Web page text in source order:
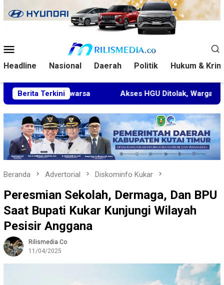
ke
Mobile
Headline Nasional Daerah Politik Hukum &
Berita Terkini Akses HGU Ditolak, Warga Rantau Pulung
Beranda Advertorial Diskominfo Kukar
Peresmian Sekolah, Dermaga, Dan BPU
Saat Bupati Kukar Kunjungi Wilayah
Pesisir Anggana
Rilismedia.co
11/04/2025